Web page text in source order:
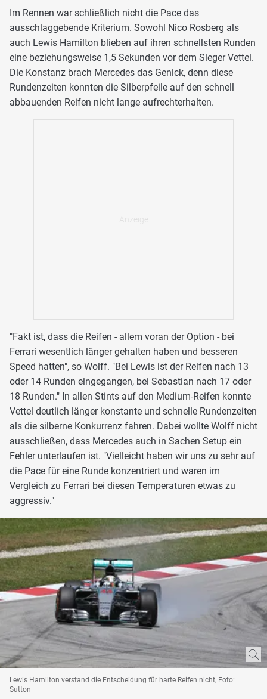
Im Rennen war schließlich nicht die Pace das
ausschlaggebende Kriterium. Sowohl Nico Rosberg als
auch Lewis Hamilton blieben auf ihren schnellsten Runden
eine beziehungsweise 1,5 Sekunden vor dem Sieger Vettel.
Die Konstanz brach Mercedes das Genick, denn diese
Rundenzeiten konnten die Silberpfeile auf den schnell
abbauenden Reifen nicht lange aufrechterhalten.
"Fakt ist, dass die Reifen - allem voran der Option - bei
Ferrari wesentlich länger gehalten haben und besseren
Speed hatten", so Wolff. "Bei Lewis ist der Reifen nach 13
oder 14 Runden eingegangen, bei Sebastian nach 17 oder
18 Runden." In allen Stints auf den Medium-Reifen konnte
Vettel deutlich länger konstante und schnelle Rundenzeiten
als die silberne Konkurrenz fahren. Dabei wollte Wolff nicht
ausschließen, dass Mercedes auch in Sachen Setup ein
Fehler unterlaufen ist. "Vielleicht haben wir uns zu sehr auf
die Pace für eine Runde konzentriert und waren im
Vergleich zu Ferrari bei diesen Temperaturen etwas zu
aggressiv."
Lewis Hamilton verstand die Entscheidung für harte Reifen nicht, Foto:
Sutton